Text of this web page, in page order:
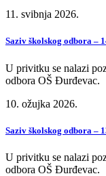
11. svibnja 2026.
Saziv školskog odbora –
U privitku se nalazi
odbora OŠ Đurđevac.
10. ožujka 2026.
Saziv školskog odbora –
U privitku se nalazi
odbora OŠ Đurđevac.